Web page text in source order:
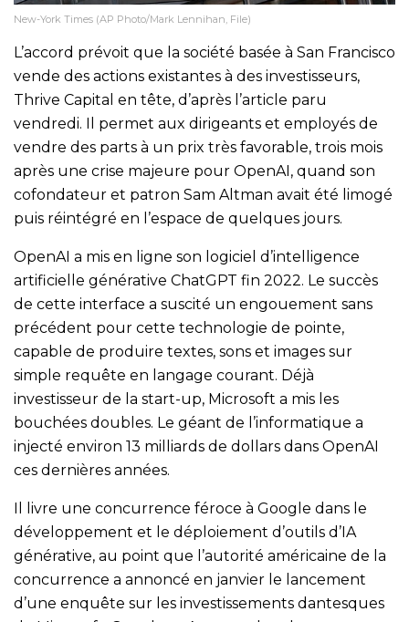
New-York Times (AP Photo/Mark Lennihan, File)
L’accord prévoit que la société basée à San Francisco
vende des actions existantes à des investisseurs,
Thrive Capital en tête, d’après l’article paru
vendredi. Il permet aux dirigeants et employés de
vendre des parts à un prix très favorable, trois mois
après une crise majeure pour OpenAI, quand son
cofondateur et patron Sam Altman avait été limogé
puis réintégré en l’espace de quelques jours.
OpenAI a mis en ligne son logiciel d’intelligence
artificielle générative ChatGPT fin 2022. Le succès
de cette interface a suscité un engouement sans
précédent pour cette technologie de pointe,
capable de produire textes, sons et images sur
simple requête en langage courant. Déjà
investisseur de la start-up, Microsoft a mis les
bouchées doubles. Le géant de l’informatique a
injecté environ 13 milliards de dollars dans OpenAI
ces dernières années.
Il livre une concurrence féroce à Google dans le
développement et le déploiement d’outils d’IA
générative, au point que l’autorité américaine de la
concurrence a annoncé en janvier le lancement
d’une enquête sur les investissements dantesques